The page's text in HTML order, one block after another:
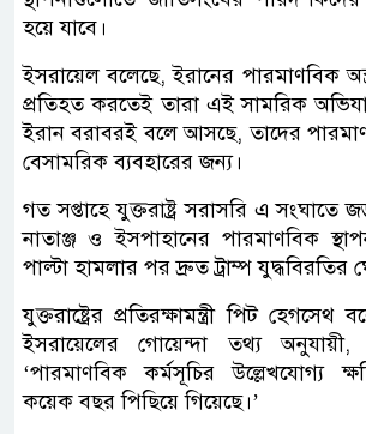
হয়ে যাবে।
ইসরায়েল বলেছে, ইরানের পারমাণবিক
প্রতিহত করতেই তারা এই সামরিক
ইরান বরাবরই বলে আসছে, তাদের
বেসামরিক ব্যবহারের জন্য।
গত সপ্তাহে যুক্তরাষ্ট্র সরাসরি এ
নাতাঞ্জ ও ইসপাহানের পারমাণবিক
পাল্টা হামলার পর দ্রুত ট্রাম্প যুদ্ধবিরতির
যুক্তরাষ্ট্রের প্রতিরক্ষামন্ত্রী পিট হেগসেথ
ইসরায়েলের গোয়েন্দা তথ্য অনুযায়ী,
‘পারমাণবিক কর্মসূচির উল্লেখযোগ্য
কয়েক বছর পিছিয়ে গিয়েছে।’